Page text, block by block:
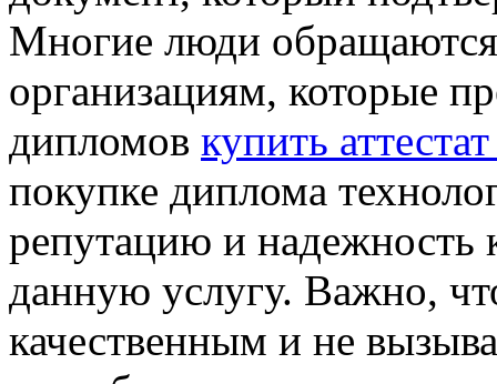
Многие люди
организациям, которые
дипломов купить
покупке диплома
репутацию и
данную услугу. Важно,
качественным и не